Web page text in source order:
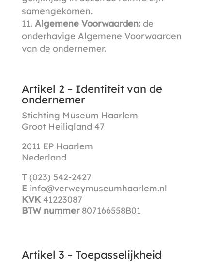
samengekomen.
Algemene Voorwaarden:de
onderhavige Algemene Voorwaarden
van de ondernemer.
Artikel 2 – Identiteit van de
ondernemer
Stichting Museum Haarlem
Groot Heiligland 47
2011 EP Haarlem
Nederland
T(023) 542-2427
Einfo@verweymuseumhaarlem.nl
KVK41223087
BTW nummer807166558B01
Artikel 3 – Toepasselijkheid